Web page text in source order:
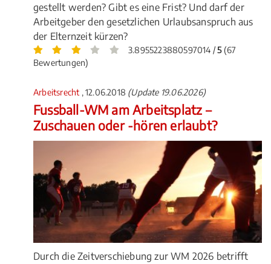
gestellt werden? Gibt es eine Frist? Und darf der
Arbeitgeber den gesetzlichen Urlaubsanspruch aus
der Elternzeit kürzen?
3.8955223880597014 /5(67
Bewertungen)
Arbeitsrecht , 12.06.2018 (Update 19.06.2026)
Fussball-WM am Arbeitsplatz –
Zuschauen oder -hören erlaubt?
Durch die Zeitverschiebung zur WM 2026 betrifft